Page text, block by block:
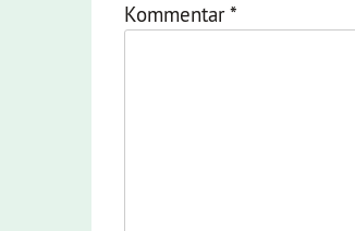
Kommentar*